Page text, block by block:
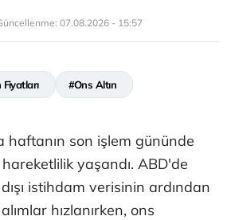
07.08.2026 - 15:57
Fiyatları #Ons Altın
haftanın son işlem gününde
yaşandı. ABD'de
istihdam verisinin ardından
hızlanırken, ons